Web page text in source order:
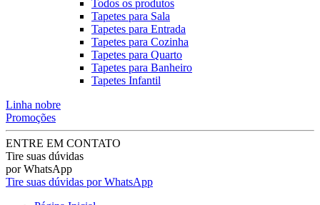
Todos os produtos
Tapetes para Sala
Tapetes para Entrada
Tapetes para Cozinha
Tapetes para Quarto
Tapetes para Banheiro
Tapetes Infantil
Linha nobre
Promoções
ENTRE EM CONTATO
Tire suas dúvidas
por WhatsApp
Tire suas dúvidas por WhatsApp